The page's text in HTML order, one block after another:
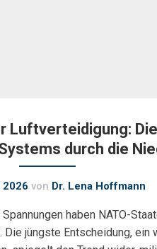
Luftverteidigung:
durch die
2026 von Dr. Lena Hoffmann
haben NATO-
jüngste Entscheidung, ein